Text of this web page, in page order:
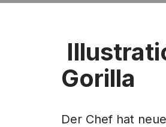
Gorilla
Der Chef hat